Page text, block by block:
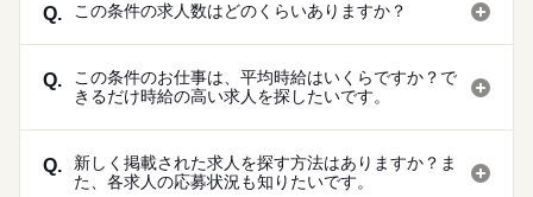
Q. この条件の求人数はどのくらいありますか？
Q.
この条件のお仕事は、平均時給はいくらですか？で
きるだけ時給の高い求人を探したいです。
Q.
新しく掲載された求人を探す方法はありますか？ま
た、各求人の応募状況も知りたいです。